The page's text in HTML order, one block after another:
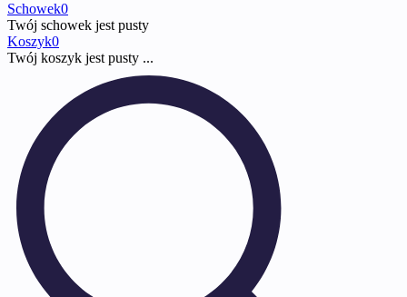
Schowek0
Twój schowek jest pusty
Koszyk0
Twój koszyk jest pusty ...